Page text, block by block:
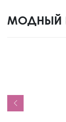
МОДНЫЙ